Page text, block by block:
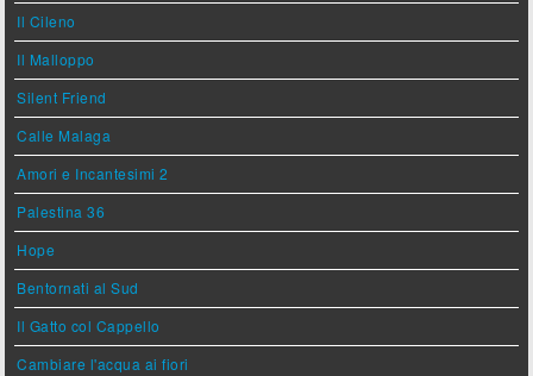
Il Cileno
Il Malloppo
Silent Friend
Calle Malaga
Amori e Incantesimi 2
Palestina 36
Hope
Bentornati al Sud
Il Gatto col Cappello
Cambiare l'acqua ai fiori